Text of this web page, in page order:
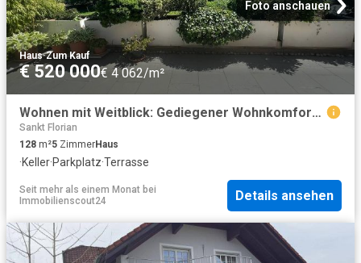
Foto anschauen
Haus·Zum Kauf
€ 520 000€ 4 062/m²
Wohnen mit Weitblick: Gediegener Wohnkomfort, Atelier, Traumterrasse & Doppelgarage
Sankt Florian
128 m²5 ZimmerHaus
·Keller·Parkplatz·Terrasse
Seit mehr als einem Monat bei
Immobilienscout24
Details ansehen